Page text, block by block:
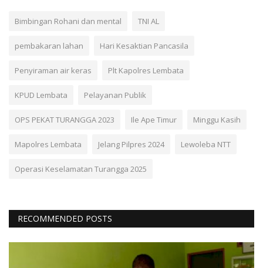
Bimbingan Rohani dan mental TNI AL
pembakaran lahan Hari Kesaktian Pancasila
Penyiraman air keras Plt Kapolres Lembata
KPUD Lembata Pelayanan Publik
OPS PEKAT TURANGGA 2023 Ile Ape Timur Minggu Kasih
Mapolres Lembata Jelang Pilpres 2024 Lewoleba NTT
Operasi Keselamatan Turangga 2025
RECOMMENDED POSTS